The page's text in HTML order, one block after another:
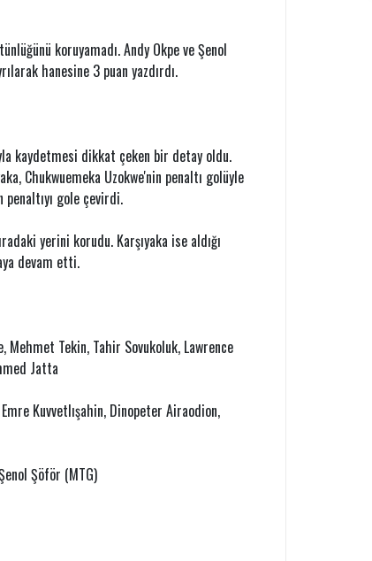
koruyamadı. Andy Okpe ve Şenol
hanesine 3 puan yazdırdı.
kaydetmesi dikkat çeken bir detay oldu.
Chukwuemeka Uzokwe'nin penaltı golüyle
gole çevirdi.
yerini korudu. Karşıyaka ise aldığı
devam etti.
Mehmet Tekin, Tahir Sovukoluk, Lawrence
Jatta
Kuvvetlışahin, Dinopeter Airaodion,
Şöför (MTG)